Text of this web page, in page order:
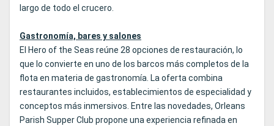
largo de todo el crucero.
Gastronomía, bares y salones
El Hero of the Seas reúne 28 opciones de restauración, lo
que lo convierte en uno de los barcos más completos de la
flota en materia de gastronomía. La oferta combina
restaurantes incluidos, establecimientos de especialidad y
conceptos más inmersivos. Entre las novedades, Orleans
Parish Supper Club propone una experiencia refinada en